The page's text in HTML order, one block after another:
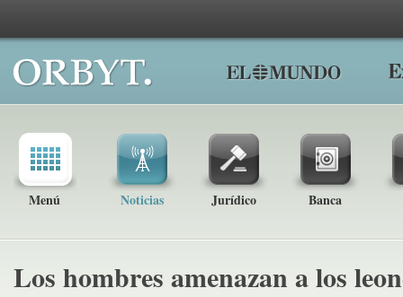
Menú Noticias Jurídico Banca
Los hombres amenazan a los